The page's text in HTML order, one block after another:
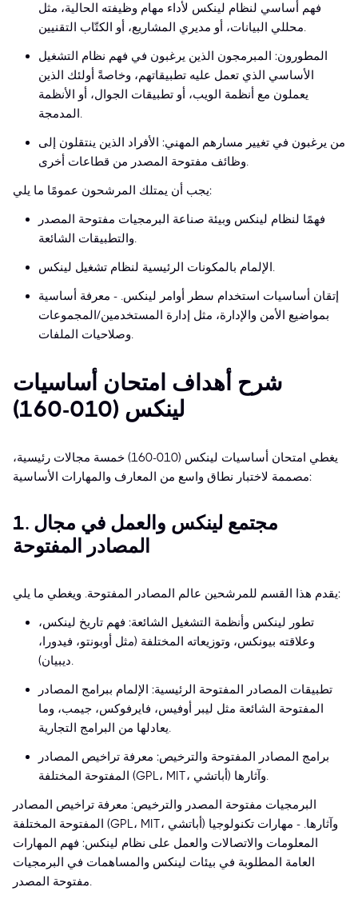
فهم أساسي لنظام لينكس لأداء مهام وظيفته الحالية، مثل
محللي البيانات، أو مديري المشاريع، أو الكتّاب التقنيين.
المطورون: المبرمجون الذين يرغبون في فهم نظام التشغيل
الأساسي الذي تعمل عليه تطبيقاتهم، وخاصةً أولئك الذين
يعملون مع أنظمة الويب، أو تطبيقات الجوال، أو الأنظمة
المدمجة.
من يرغبون في تغيير مسارهم المهني: الأفراد الذين ينتقلون إلى
وظائف مفتوحة المصدر من قطاعات أخرى.
يجب أن يمتلك المرشحون عمومًا ما يلي:
فهمًا لنظام لينكس وبيئة صناعة البرمجيات مفتوحة المصدر
والتطبيقات الشائعة.
الإلمام بالمكونات الرئيسية لنظام تشغيل لينكس.
إتقان أساسيات استخدام سطر أوامر لينكس. - معرفة أساسية
بمواضيع الأمن والإدارة، مثل إدارة المستخدمين/المجموعات
وصلاحيات الملفات.
شرح أهداف امتحان أساسيات
لينكس (010-160)
يغطي امتحان أساسيات لينكس (010-160) خمسة مجالات رئيسية،
مصممة لاختبار نطاق واسع من المعارف والمهارات الأساسية:
1. مجتمع لينكس والعمل في مجال
المصادر المفتوحة
يقدم هذا القسم للمرشحين عالم المصادر المفتوحة. ويغطي ما يلي:
تطور لينكس وأنظمة التشغيل الشائعة: فهم تاريخ لينكس،
وعلاقته بيونكس، وتوزيعاته المختلفة (مثل أوبونتو، فيدورا،
ديبيان).
تطبيقات المصادر المفتوحة الرئيسية: الإلمام ببرامج المصادر
المفتوحة الشائعة مثل ليبر أوفيس، فايرفوكس، جيمب، وما
يعادلها من البرامج التجارية.
برامج المصادر المفتوحة والترخيص: معرفة تراخيص المصادر
المفتوحة المختلفة (GPL، MIT، أباتشي) وآثارها.
البرمجيات مفتوحة المصدر والترخيص: معرفة تراخيص المصادر
المفتوحة المختلفة (GPL، MIT، أباتشي) وآثارها. - مهارات تكنولوجيا
المعلومات والاتصالات والعمل على نظام لينكس: فهم المهارات
العامة المطلوبة في بيئات لينكس والمساهمات في البرمجيات
مفتوحة المصدر.